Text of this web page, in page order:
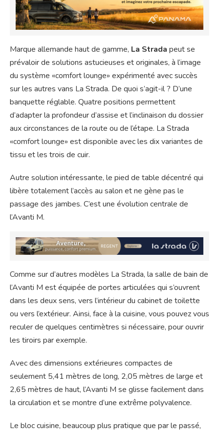
Marque allemande haut de gamme, La Strada peut se
prévaloir de solutions astucieuses et originales, à l’image
du système «comfort lounge» expérimenté avec succès
sur les autres vans La Strada. De quoi s’agit-il ? D’une
banquette réglable. Quatre positions permettent
d’adapter la profondeur d’assise et l’inclinaison du dossier
aux circonstances de la route ou de l’étape. La Strada
«comfort lounge» est disponible avec les dix variantes de
tissu et les trois de cuir.
Autre solution intéressante, le pied de table décentré qui
libère totalement l’accès au salon et ne gène pas le
passage des jambes. C’est une évolution centrale de
l’Avanti M.
Comme sur d’autres modèles La Strada, la salle de bain de
l’Avanti M est équipée de portes articulées qui s’ouvrent
dans les deux sens, vers l’intérieur du cabinet de toilette
ou vers l’extérieur. Ainsi, face à la cuisine, vous pouvez vous
reculer de quelques centimètres si nécessaire, pour ouvrir
les tiroirs par exemple.
Avec des dimensions extérieures compactes de
seulement 5,41 mètres de long, 2,05 mètres de large et
2,65 mètres de haut, l’Avanti M se glisse facilement dans
la circulation et se montre d’une extrême polyvalence.
Le bloc cuisine, beaucoup plus pratique que par le passé,